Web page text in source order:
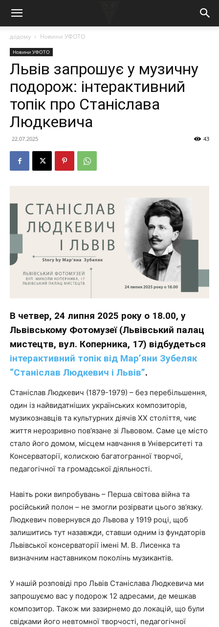
додому Новини УФОТО
Новини УФОТО
Львів запрошує у музичну
подорож: інтерактивний
топік про Станіслава
Людкевича
22.07.2025 43
В четвер, 24 липня 2025 року о 18.00, у
Львівському Фотомузеї (Львівський палац
мистецтв, вул. Коперника, 17) відбудеться
інтерактивний топік від Мар’яни Зубеляк
“Станіслав Людкевич і Львів”.
Станіслав Людкевич (1879-1979) – без перебільшення,
один із найвидатніших українських композиторів,
музикознавців та культурних діячів XX століття, чиє
життя нерозривно пов’язане зі Львовом. Саме це місто
стало його домом, місцем навчання в Університеті та
Консерваторії, колискою багатогранної творчої,
педагогічної та громадської діяльності.
Навіть роки випробувань – Перша світова війна та
російський полон – не змогли розірвати цього зв’язку.
Людкевич повернувся до Львова у 1919 році, щоб
залишитись тут назавжди, ставши одним із фундаторів
Львівської консерваторії імені М. В. Лисенка та
визначним наставником поколінь музикантів.
У нашій розповіді про Львів Станіслава Людкевича ми
запрошуємо вас у подорож 12 адресами, де мешкав
композитор. Також ми зазирнемо до локацій, що були
свідками його невтомної творчості, педагогічної